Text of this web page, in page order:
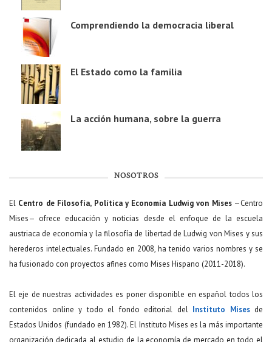
Comprendiendo la democracia liberal
El Estado como la familia
La acción humana, sobre la guerra
NOSOTROS
El Centro de Filosofía, Política y Economía Ludwig von Mises—Centro
Mises— ofrece educación y noticias desde el enfoque de la escuela
austriaca de economía y la filosofía de libertad de Ludwig von Mises y sus
herederos intelectuales. Fundado en 2008, ha tenido varios nombres y se
ha fusionado con proyectos afines como Mises Hispano (2011-2018).
El eje de nuestras actividades es poner disponible en español todos los
contenidos online y todo el fondo editorial del Instituto Misesde
Estados Unidos (fundado en 1982). El Instituto Mises es la más importante
organización dedicada al estudio de la economía de mercado en todo el